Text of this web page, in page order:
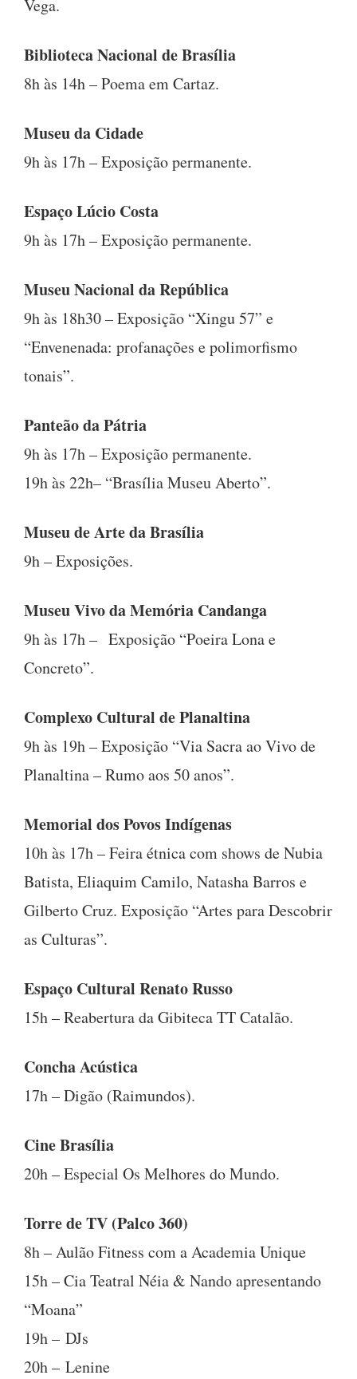
Vega.
Biblioteca Nacional de Brasília
8h às 14h – Poema em Cartaz.
Museu da Cidade
9h às 17h – Exposição permanente.
Espaço Lúcio Costa
9h às 17h – Exposição permanente.
Museu Nacional da República
9h às 18h30 – Exposição “Xingu 57” e
“Envenenada: profanações e polimorfismo
tonais”.
Panteão da Pátria
9h às 17h – Exposição permanente.
19h às 22h– “Brasília Museu Aberto”.
Museu de Arte da Brasília
9h – Exposições.
Museu Vivo da Memória Candanga
9h às 17h – Exposição “Poeira Lona e
Concreto”.
Complexo Cultural de Planaltina
9h às 19h – Exposição “Via Sacra ao Vivo de
Planaltina – Rumo aos 50 anos”.
Memorial dos Povos Indígenas
10h às 17h – Feira étnica com shows de Nubia
Batista, Eliaquim Camilo, Natasha Barros e
Gilberto Cruz. Exposição “Artes para Descobrir
as Culturas”.
Espaço Cultural Renato Russo
15h – Reabertura da Gibiteca TT Catalão.
Concha Acústica
17h – Digão (Raimundos).
Cine Brasília
20h – Especial Os Melhores do Mundo.
Torre de TV (Palco 360)
8h – Aulão Fitness com a Academia Unique
15h – Cia Teatral Néia & Nando apresentando
“Moana”
19h – DJs
20h – Lenine